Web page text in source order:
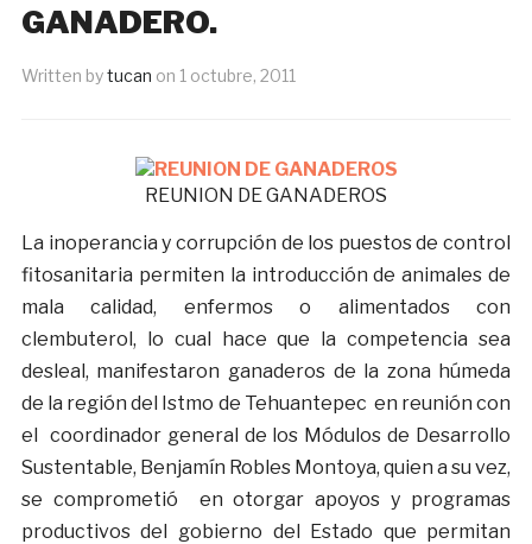
GANADERO.
Written bytucan on 1 octubre, 2011
REUNION DE GANADEROS
La inoperancia y corrupción de los puestos de control
fitosanitaria permiten la introducción de animales de
mala calidad, enfermos o alimentados con
clembuterol, lo cual hace que la competencia sea
desleal, manifestaron ganaderos de la zona húmeda
de la región del Istmo de Tehuantepec en reunión con
el coordinador general de los Módulos de Desarrollo
Sustentable, Benjamín Robles Montoya, quien a su vez,
se comprometió en otorgar apoyos y programas
productivos del gobierno del Estado que permitan